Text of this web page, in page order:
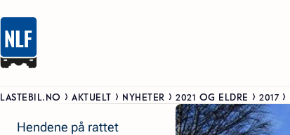
LASTEBIL.NO AKTUELT NYHETER 2021 OG ELDRE 2017
Hendene på rattet